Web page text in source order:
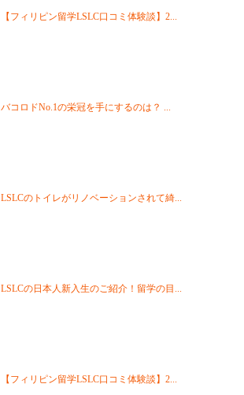
【フィリピン留学LSLC口コミ体験談】2...
バコロドNo.1の栄冠を手にするのは？ ...
LSLCのトイレがリノベーションされて綺...
LSLCの日本人新入生のご紹介！留学の目...
【フィリピン留学LSLC口コミ体験談】2...